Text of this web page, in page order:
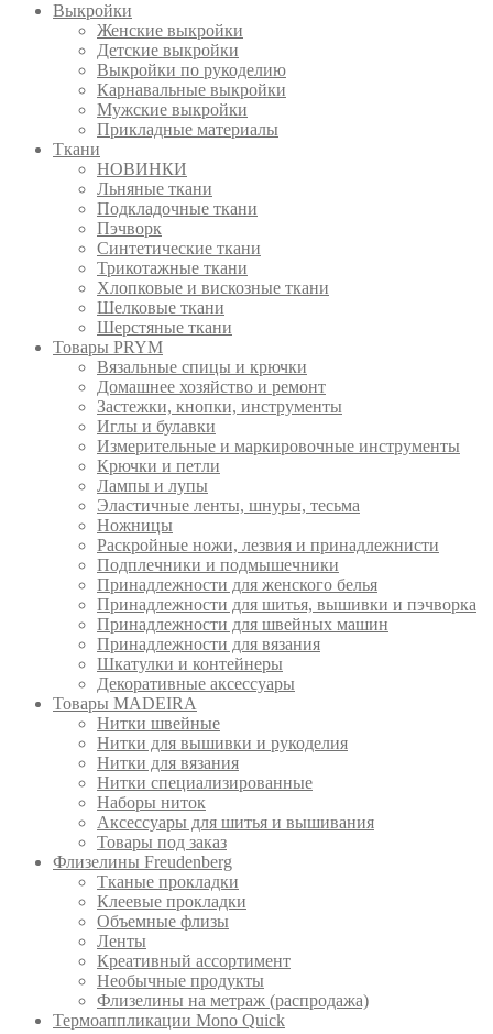
Выкройки
Женские выкройки
Детские выкройки
Выкройки по рукоделию
Карнавальные выкройки
Мужские выкройки
Прикладные материалы
Ткани
НОВИНКИ
Льняные ткани
Подкладочные ткани
Пэчворк
Синтетические ткани
Трикотажные ткани
Хлопковые и вискозные ткани
Шелковые ткани
Шерстяные ткани
Товары PRYM
Вязальные спицы и крючки
Домашнее хозяйство и ремонт
Застежки, кнопки, инструменты
Иглы и булавки
Измерительные и маркировочные инструменты
Крючки и петли
Лампы и лупы
Эластичные ленты, шнуры, тесьма
Ножницы
Раскройные ножи, лезвия и принадлежнисти
Подплечники и подмышечники
Принадлежности для женского белья
Принадлежности для шитья, вышивки и пэчворка
Принадлежности для швейных машин
Принадлежности для вязания
Шкатулки и контейнеры
Декоративные аксессуары
Товары MADEIRA
Нитки швейные
Нитки для вышивки и рукоделия
Нитки для вязания
Нитки специализированные
Наборы ниток
Аксессуары для шитья и вышивания
Товары под заказ
Флизелины Freudenberg
Тканые прокладки
Клеевые прокладки
Объемные флизы
Ленты
Креативный ассортимент
Необычные продукты
Флизелины на метраж (распродажа)
Термоаппликации Mono Quick